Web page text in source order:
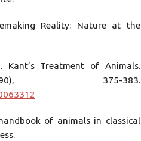
Reality: Nature at the
Kant’s Treatment of Animals.
375-383.
of animals in classical